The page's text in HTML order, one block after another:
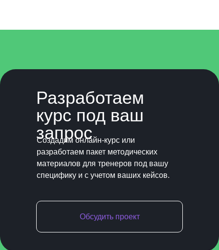
Разработаем
курс под ваш
запрос
Создадим онлайн-курс или
разработаем пакет методических
материалов для тренеров под вашу
специфику и с учетом ваших кейсов.
Обсудить проект